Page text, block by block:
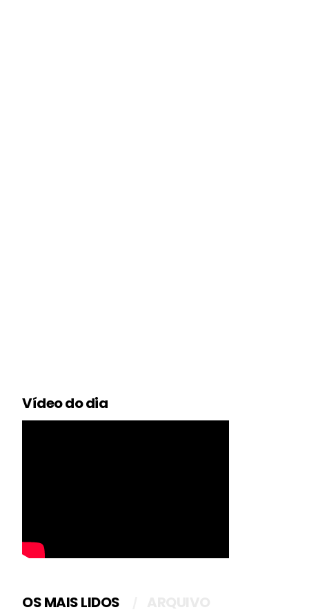
Vídeo do dia
OS MAIS LIDOS